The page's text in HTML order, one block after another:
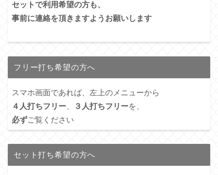
セットで利用希望の方も、
事前に連絡を頂きますようお願いします
フリー打ち希望の方へ
スマホ画面であれば、左上のメニューから
４人打ちフリー
３人打ちフリーを、
必ずご覧ください
セット打ち希望の方へ